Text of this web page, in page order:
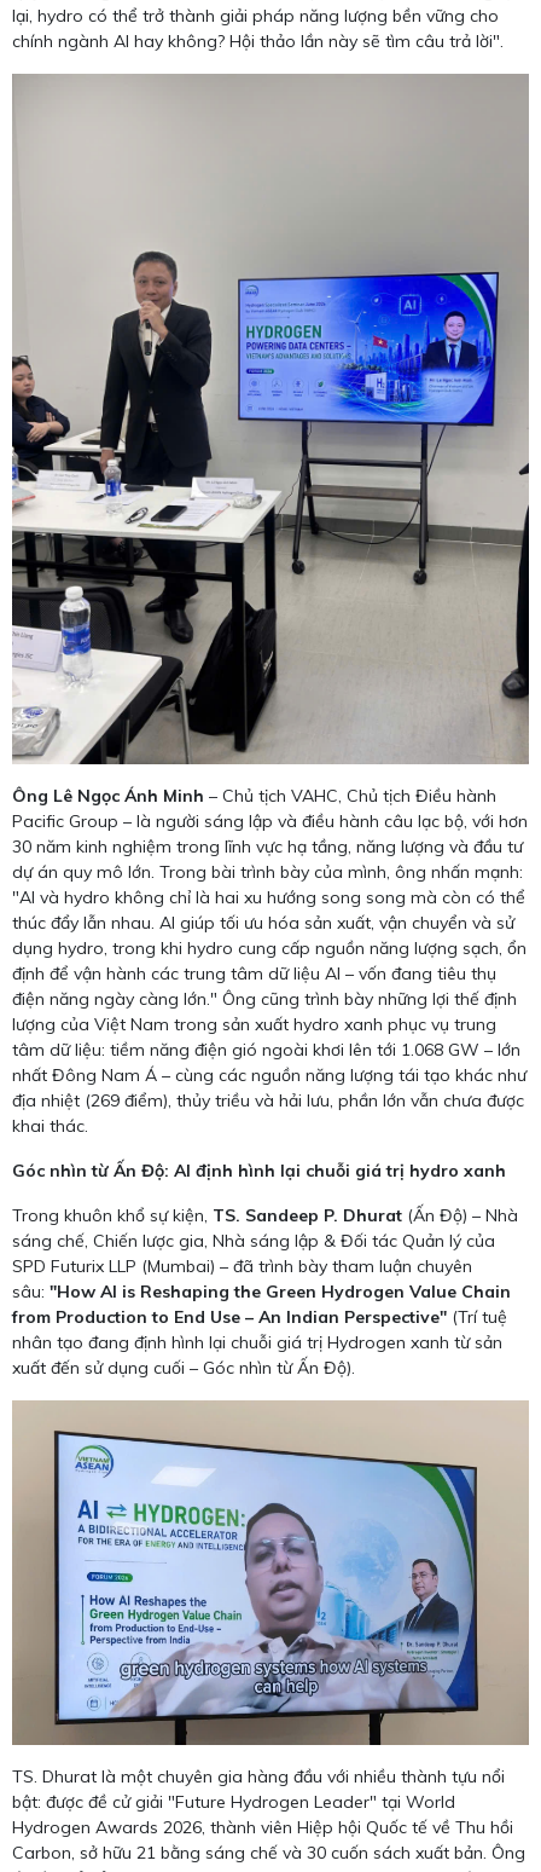
lại, hydro có thể trở thành giải pháp năng lượng bền vững cho
chính ngành AI hay không? Hội thảo lần này sẽ tìm câu trả lời".
Ông Lê Ngọc Ánh Minh – Chủ tịch VAHC, Chủ tịch Điều hành
Pacific Group – là người sáng lập và điều hành câu lạc bộ, với hơn
30 năm kinh nghiệm trong lĩnh vực hạ tầng, năng lượng và đầu tư
dự án quy mô lớn. Trong bài trình bày của mình, ông nhấn mạnh:
"AI và hydro không chỉ là hai xu hướng song song mà còn có thể
thúc đẩy lẫn nhau. AI giúp tối ưu hóa sản xuất, vận chuyển và sử
dụng hydro, trong khi hydro cung cấp nguồn năng lượng sạch, ổn
định để vận hành các trung tâm dữ liệu AI – vốn đang tiêu thụ
điện năng ngày càng lớn." Ông cũng trình bày những lợi thế định
lượng của Việt Nam trong sản xuất hydro xanh phục vụ trung
tâm dữ liệu: tiềm năng điện gió ngoài khơi lên tới 1.068 GW – lớn
nhất Đông Nam Á – cùng các nguồn năng lượng tái tạo khác như
địa nhiệt (269 điểm), thủy triều và hải lưu, phần lớn vẫn chưa được
khai thác.
Góc nhìn từ Ấn Độ: AI định hình lại chuỗi giá trị hydro xanh
Trong khuôn khổ sự kiện, TS. Sandeep P. Dhurat (Ấn Độ) – Nhà
sáng chế, Chiến lược gia, Nhà sáng lập & Đối tác Quản lý của
SPD Futurix LLP (Mumbai) – đã trình bày tham luận chuyên
sâu: "How AI is Reshaping the Green Hydrogen Value Chain
from Production to End Use – An Indian Perspective" (Trí tuệ
nhân tạo đang định hình lại chuỗi giá trị Hydrogen xanh từ sản
xuất đến sử dụng cuối – Góc nhìn từ Ấn Độ).
TS. Dhurat là một chuyên gia hàng đầu với nhiều thành tựu nổi
bật: được đề cử giải "Future Hydrogen Leader" tại World
Hydrogen Awards 2026, thành viên Hiệp hội Quốc tế về Thu hồi
Carbon, sở hữu 21 bằng sáng chế và 30 cuốn sách xuất bản. Ông